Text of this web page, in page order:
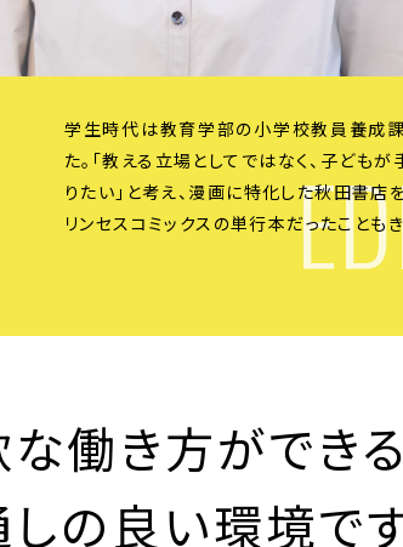
学生時代は教育学部の小学校教員養成
た。「教える立場としてではなく、子ども
りたい」と考え、漫画に特化した秋田書
リンセスコミックスの単行本だったことも
働き方ができる
の良い環境です